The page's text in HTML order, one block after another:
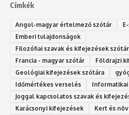
Címkék
Angol-magyar értelmező szótár
Emberi tulajdonságok
Filozófiai szavak és kifejezések
Francia - magyar szótár
Földrajzi
Geológiai kifejezések szótára
Időmértékes verselés
Joggal kapcsolatos szavak és
Karácsonyi kifejezések
Kert és